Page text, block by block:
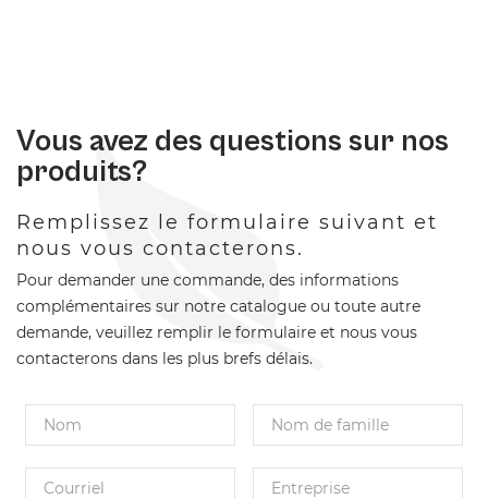
Vous avez des questions sur nos
produits?
Remplissez le formulaire suivant et
nous vous contacterons.
Pour demander une commande, des informations
complémentaires sur notre catalogue ou toute autre
demande, veuillez remplir le formulaire et nous vous
contacterons dans les plus brefs délais.